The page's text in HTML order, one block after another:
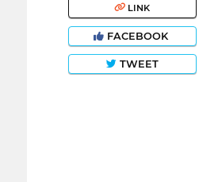
LINK
FACEBOOK
TWEET